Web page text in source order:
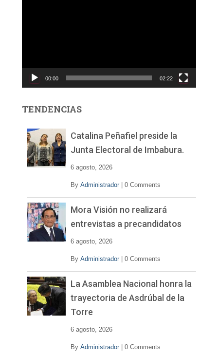
c
d
00:00 02:22
TENDENCIAS
Catalina Peñafiel preside la
Junta Electoral de Imbabura.
6 agosto, 2026
By Administrador 0 Comments
Mora Visión no realizará
entrevistas a precandidatos
6 agosto, 2026
By Administrador 0 Comments
La Asamblea Nacional honra la
trayectoria de Asdrúbal de la
Torre
6 agosto, 2026
By Administrador 0 Comments